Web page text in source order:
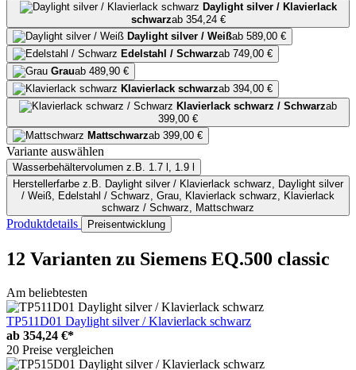
Daylight silver / Klavierlack
schwarzab 354,24 €
Daylight silver / Weißab 589,00 €
Edelstahl / Schwarzab 749,00 €
Grauab 489,90 €
Klavierlack schwarzab 394,00 €
Klavierlack schwarz / Schwarzab
399,00 €
Mattschwarzab 399,00 €
Variante auswählen
Wasserbehältervolumen z.B. 1.7 l, 1.9 l
Herstellerfarbe
/ Weiß, Edelstahl / Schwarz, Grau, Klavierlack schwarz, Klavierlack
schwarz / Schwarz, Mattschwarz
Produktdetails Preisentwicklung
12 Varianten zu Siemens EQ.500 classic
Am beliebtesten
TP511D01 Daylight silver / Klavierlack schwarz
ab 354,24 €*
20 Preise vergleichen